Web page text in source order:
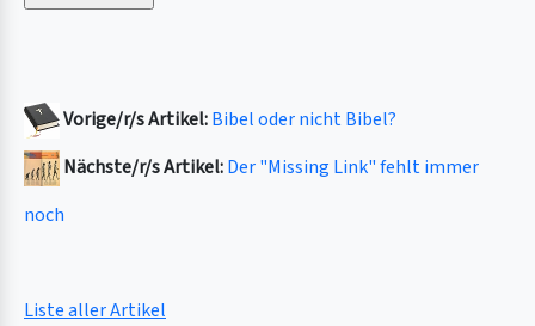
Vorige/r/s Artikel:Bibel oder nicht Bibel?
Nächste/r/s Artikel:Der "Missing Link" fehlt immer
noch
Liste aller Artikel